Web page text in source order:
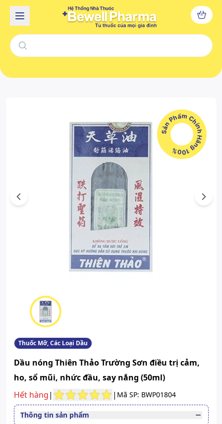
Sản Phẩm Chính Hãng 100%
Previous Next
Thuốc Mỡ, Các Loại Dầu
Dầu nóng Thiên Thảo Trường Sơn điều trị cảm,
ho, sổ mũi, nhức đầu, say nắng (50ml)
Hết hàng| | Mã SP: BWP01804
Thông tin sản phẩm